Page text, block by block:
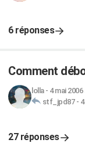
6 réponses
Comment
lolla- 4 mai 2006
stf_jpd87-
27 réponses